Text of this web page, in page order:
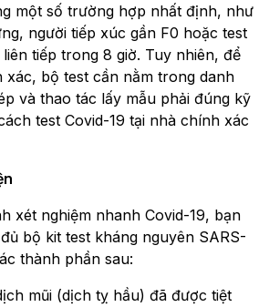
một số trường hợp nhất định, như
người tiếp xúc gần F0 hoặc test
tiếp trong 8 giờ. Tuy nhiên, để
xác, bộ test cần nằm trong danh
và thao tác lấy mẫu phải đúng kỹ
test Covid-19 tại nhà chính xác
xét nghiệm nhanh Covid-19, bạn
bộ kit test kháng nguyên SARS-
thành phần sau:
mũi (dịch tỵ hầu) đã được tiệt